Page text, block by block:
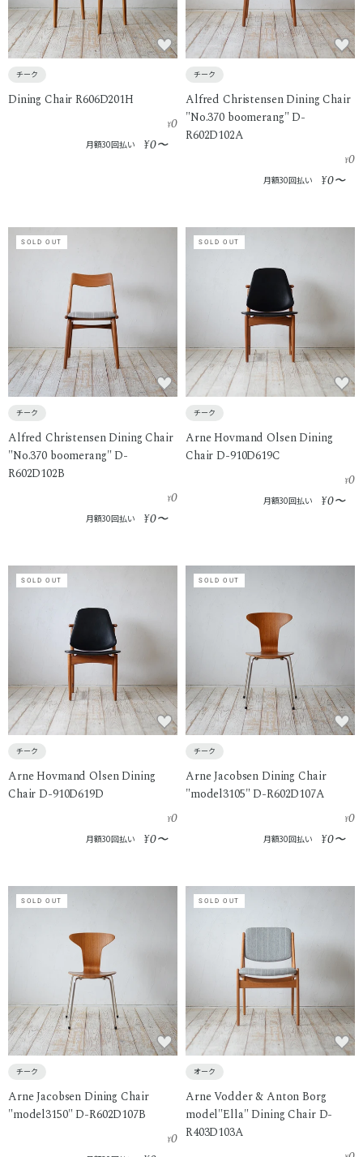
チーク
Dining Chair R606D201H
¥0
月額30回払い ¥0〜
チーク
Alfred Christensen Dining Chair
"No.370 boomerang" D-
R602D102A
¥0
月額30回払い ¥0〜
SOLD OUT
チーク
Alfred Christensen Dining Chair
"No.370 boomerang" D-
R602D102B
¥0
月額30回払い ¥0〜
SOLD OUT
チーク
Arne Hovmand Olsen Dining
Chair D-910D619C
¥0
月額30回払い ¥0〜
SOLD OUT
チーク
Arne Hovmand Olsen Dining
Chair D-910D619D
¥0
月額30回払い ¥0〜
SOLD OUT
チーク
Arne Jacobsen Dining Chair
"model3105" D-R602D107A
¥0
月額30回払い ¥0〜
SOLD OUT
チーク
Arne Jacobsen Dining Chair
"model3150" D-R602D107B
¥0
SOLD OUT
オーク
Arne Vodder & Anton Borg
model"Ella" Dining Chair D-
R403D103A